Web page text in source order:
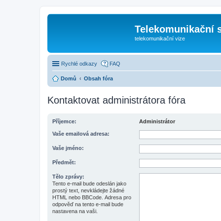
Telekomunikační
telekomunikační vize
Rychlé odkazy FAQ
Domů Obsah fóra
Kontaktovat administrátora fóra
Příjemce: Administrátor
Vaše emailová adresa:
Vaše jméno:
Předmět:
Tělo zprávy:
Tento e-mail bude odeslán jako
prostý text, nevkládejte žádné
HTML nebo BBCode. Adresa pro
odpověď na tento e-mail bude
nastavena na vaši.